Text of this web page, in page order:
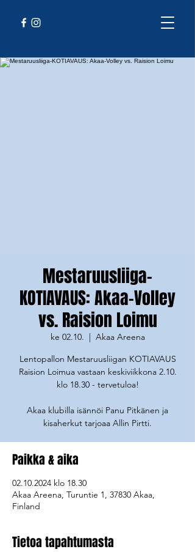
Mestaruusliiga-
KOTIAVAUS: Akaa-Volley
vs. Raision Loimu
ke 02.10.
  |
Akaa Areena
Lentopallon Mestaruusliigan KOTIAVAUS
Raision Loimua vastaan keskiviikkona 2.10.
klo 18.30 - tervetuloa!
Akaa klubilla isännöi Panu Pitkänen ja
kisaherkut tarjoaa Allin Pirtti.
Paikka & aika
02.10.2024 klo 18.30
Akaa Areena, Turuntie 1, 37830 Akaa,
Finland
Tietoa tapahtumasta